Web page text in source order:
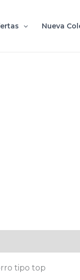
Nueva
tipo top